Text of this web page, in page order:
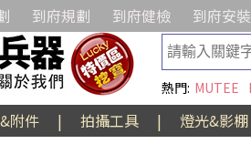
到府規劃 到府健檢 到府安裝
熱門: MUTEE
附件 | 拍攝工具 | 燈光&影棚